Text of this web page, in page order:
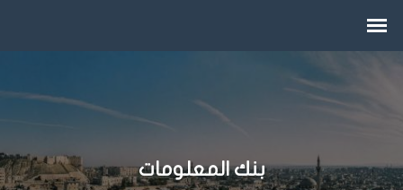
بنك المعلومات